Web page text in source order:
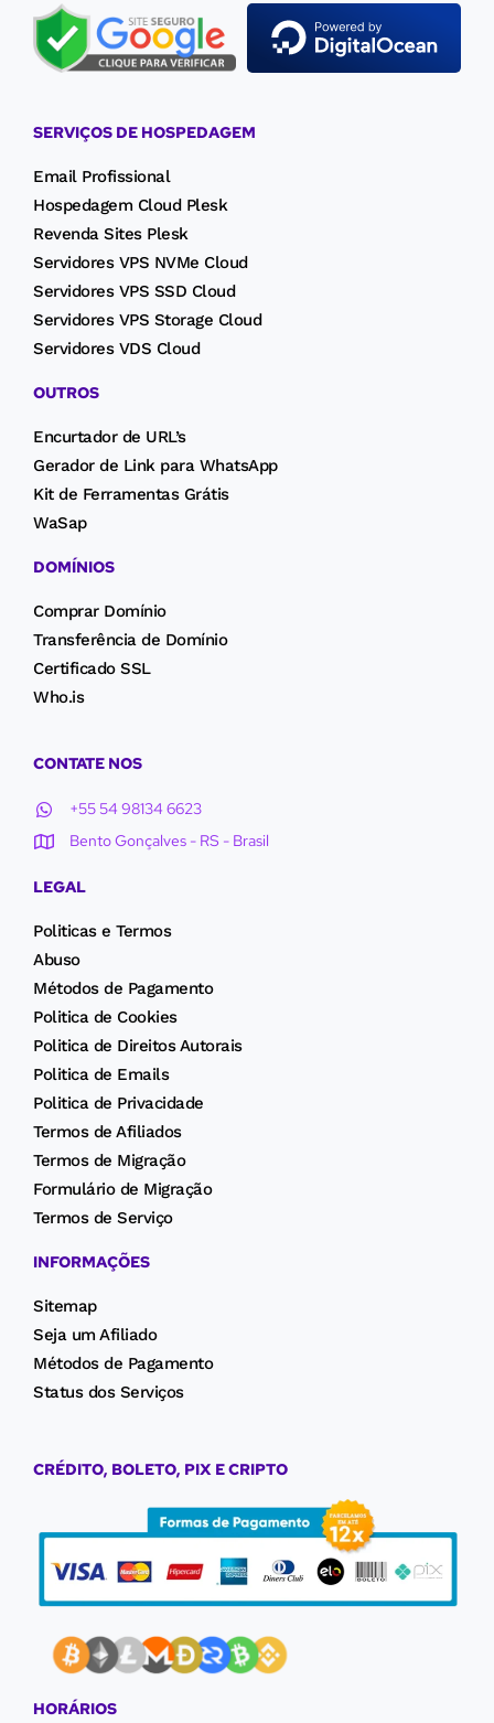
SERVIÇOS DE HOSPEDAGEM
Email Profissional
Hospedagem Cloud Plesk
Revenda Sites Plesk
Servidores VPS NVMe Cloud
Servidores VPS SSD Cloud
Servidores VPS Storage Cloud
Servidores VDS Cloud
OUTROS
Encurtador de URL’s
Gerador de Link para WhatsApp
Kit de Ferramentas Grátis
WaSap
DOMÍNIOS
Comprar Domínio
Transferência de Domínio
Certificado SSL
Who.is
CONTATE NOS
+55 54 98134 6623
Bento Gonçalves - RS - Brasil
LEGAL
Politicas e Termos
Abuso
Métodos de Pagamento
Politica de Cookies
Politica de Direitos Autorais
Politica de Emails
Politica de Privacidade
Termos de Afiliados
Termos de Migração
Formulário de Migração
Termos de Serviço
INFORMAÇÕES
Sitemap
Seja um Afiliado
Métodos de Pagamento
Status dos Serviços
CRÉDITO, BOLETO, PIX E CRIPTO
HORÁRIOS